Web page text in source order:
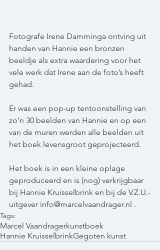
Fotografe Irene Damminga ontving uit
handen van Hannie een bronzen
beeldje als extra waardering voor het
vele werk dat Irene aan de foto’s heeft
gehad.
Er was een pop-up tentoonstelling van
zo’n 30 beelden van Hannie en op een
van de muren werden alle beelden uit
het boek levensgroot geprojecteerd.
Het boek is in een kleine oplage
geproduceerd en is (nog) verkrijgbaar
bij Hannie Kruisselbrink en bij de V.Z.U.-
uitgever info@marcelvaandrager.nl .
Tags:
Marcel Vaandragerkunstboek
Hannie KruisselbrinkGegoten kunst